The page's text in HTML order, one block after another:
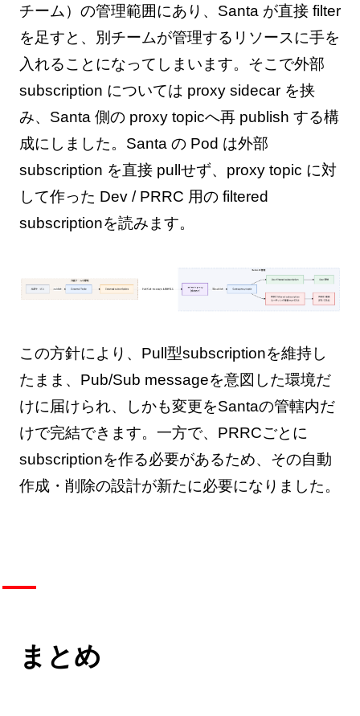
チーム）の管理範囲にあり、Santa が直接 filter
を足すと、別チームが管理するリソースに手を
入れることになってしまいます。そこで外部
subscription については proxy sidecar を挟
み、Santa 側の proxy topicへ再 publish する構
成にしました。Santa の Pod は外部
subscription を直接 pullせず、proxy topic に対
して作った Dev / PRRC 用の filtered
subscriptionを読みます。
この方針により、Pull型subscriptionを維持し
たまま、Pub/Sub messageを意図した環境だ
けに届けられ、しかも変更をSantaの管轄内だ
けで完結できます。一方で、PRRCごとに
subscriptionを作る必要があるため、その自動
作成・削除の設計が新たに必要になりました。
まとめ